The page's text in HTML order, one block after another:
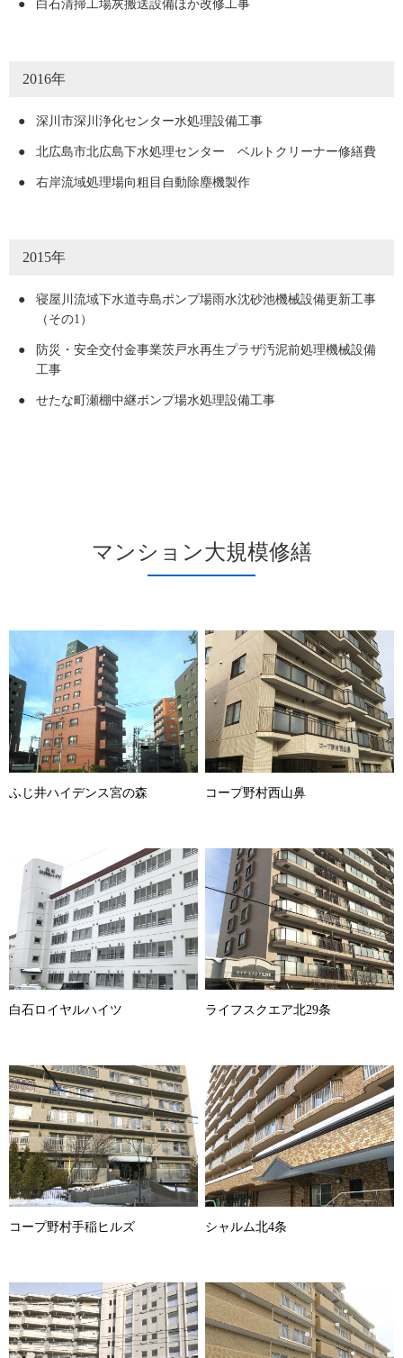
● 白石清掃工場灰搬送設備ほか改修工事
2016年
● 深川市深川浄化センター水処理設備工事
● 北広島市北広島下水処理センター ベルトクリーナー修繕費
● 右岸流域処理場向粗目自動除塵機製作
2015年
●
寝屋川流域下水道寺島ポンプ場雨水沈砂池機械設備更新工事
（その1）
●
防災・安全交付金事業茨戸水再生プラザ汚泥前処理機械設備
工事
● せたな町瀬棚中継ポンプ場水処理設備工事
マンション大規模修繕
ふじ井ハイデンス宮の森 コープ野村西山鼻
白石ロイヤルハイツ ライフスクエア北29条
コープ野村手稲ヒルズ シャルム北4条